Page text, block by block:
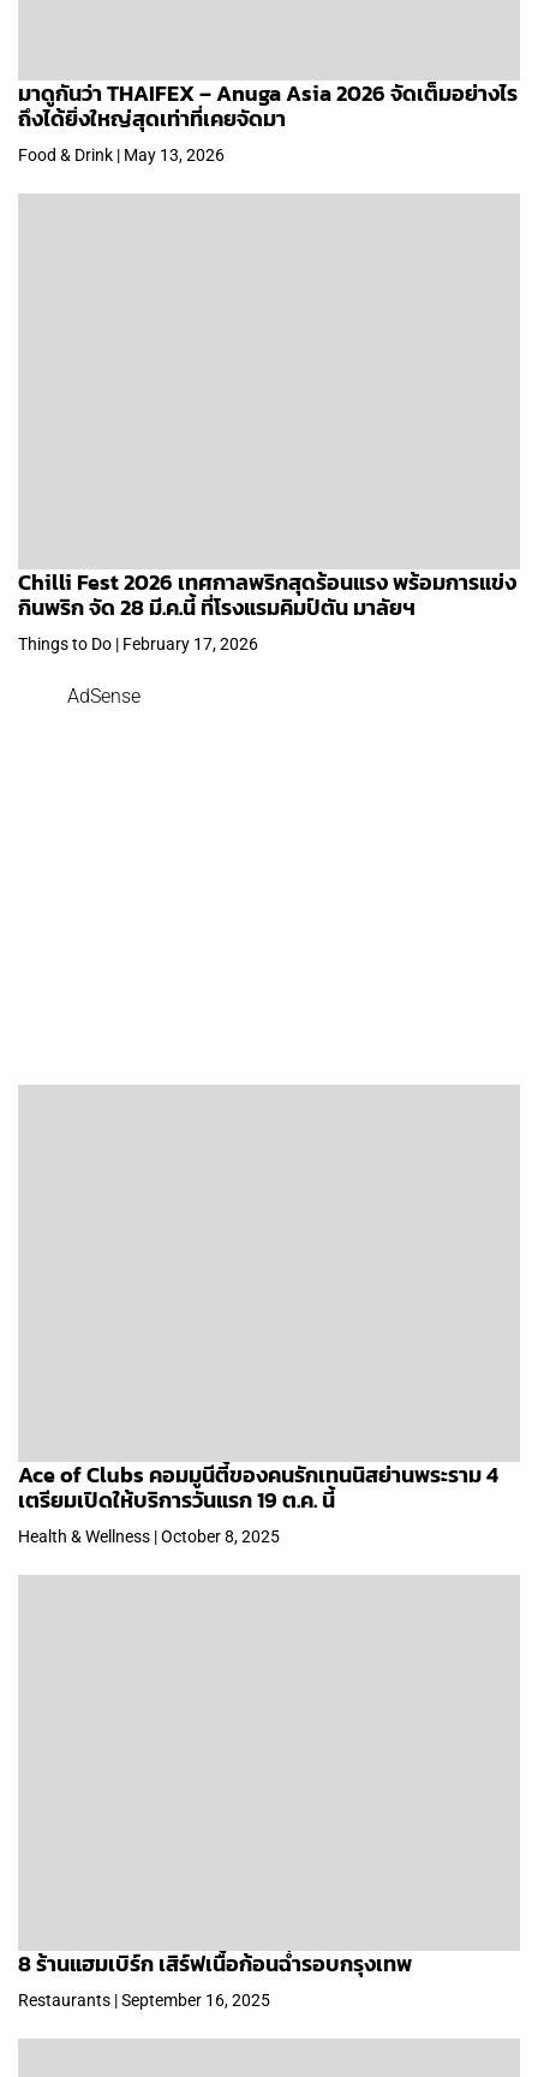
มาดูกันว่า THAIFEX – Anuga Asia 2026 จัดเต็มอย่างไร
ถึงได้ยิ่งใหญ่สุดเท่าที่เคยจัดมา
Food & Drink | May 13, 2026
Chilli Fest 2026 เทศกาลพริกสุดร้อนแรง พร้อมการแข่ง
กินพริก จัด 28 มี.ค.นี้ ที่โรงแรมคิมป์ตัน มาลัยฯ
Things to Do | February 17, 2026
AdSense
Ace of Clubs คอมมูนีตี้ของคนรักเทนนิสย่านพระราม 4
เตรียมเปิดให้บริการวันแรก 19 ต.ค. นี้
Health & Wellness | October 8, 2025
8 ร้านแฮมเบิร์ก เสิร์ฟเนื้อก้อนฉ่ำรอบกรุงเทพ
Restaurants | September 16, 2025